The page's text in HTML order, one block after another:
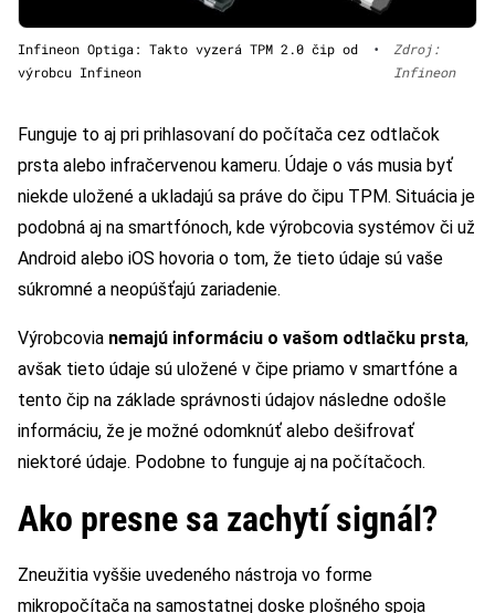
Infineon Optiga: Takto vyzerá TPM 2.0 čip od
výrobcu Infineon
•
Zdroj:
Infineon
Funguje to aj pri prihlasovaní do počítača cez odtlačok
prsta alebo infračervenou kameru. Údaje o vás musia byť
niekde uložené a ukladajú sa práve do čipu TPM. Situácia je
podobná aj na smartfónoch, kde výrobcovia systémov či už
Android alebo iOS hovoria o tom, že tieto údaje sú vaše
súkromné a neopúšťajú zariadenie.
Výrobcovia nemajú informáciu o vašom odtlačku prsta,
avšak tieto údaje sú uložené v čipe priamo v smartfóne a
tento čip na základe správnosti údajov následne odošle
informáciu, že je možné odomknúť alebo dešifrovať
niektoré údaje. Podobne to funguje aj na počítačoch.
Ako presne sa zachytí signál?
Zneužitia vyššie uvedeného nástroja vo forme
mikropočítača na samostatnej doske plošného spoja